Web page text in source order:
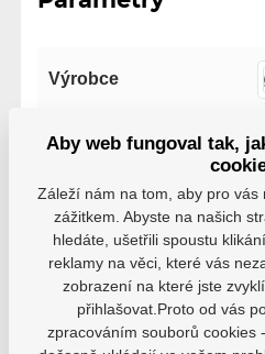
Výrobce
Velikost
Řada
Počet koleček
Velikost koleček
Aby web fungoval tak,
Záleží nám na tom, aby pro
zážitkem. Abyste na našich
hledáte, ušetřili spoustu
reklamy na věci, které vás
zobrazení na které jste
přihlašovat.Proto od vás
zpracováním souborů cookies